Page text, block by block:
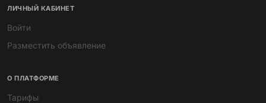
ЛИЧНЫЙ КАБИНЕТ
Войти
Разместить объявление
О ПЛАТФОРМЕ
Тарифы